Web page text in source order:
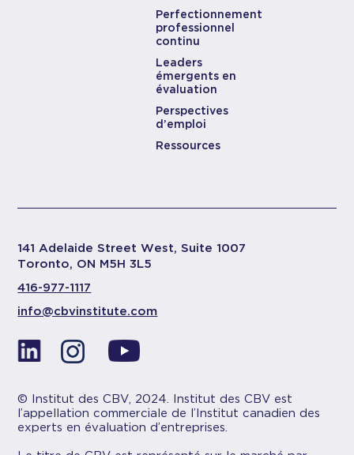
Perfectionnement
professionnel
continu
Leaders
émergents en
évaluation
Perspectives
d’emploi
Ressources
141 Adelaide Street West, Suite 1007
Toronto, ON M5H 3L5
416-977-1117
info@cbvinstitute.com
© Institut des CBV, 2024. Institut des CBV est
l’appellation commerciale de l’Institut canadien des
experts en évaluation d’entreprises.